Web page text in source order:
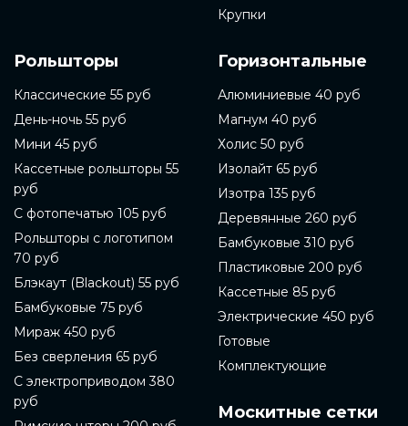
Крупки
Рольшторы
Классические 55 руб
День-ночь 55 руб
Мини 45 руб
Кассетные рольшторы 55
руб
С фотопечатью 105 руб
Рольшторы с логотипом
70 руб
Блэкаут (Blackout) 55 руб
Бамбуковые 75 руб
Мираж 450 руб
Без сверления 65 руб
С электроприводом 380
руб
Горизонтальные
Алюминиевые 40 руб
Магнум 40 руб
Холис 50 руб
Изолайт 65 руб
Изотра 135 руб
Деревянные 260 руб
Бамбуковые 310 руб
Пластиковые 200 руб
Кассетные 85 руб
Электрические 450 руб
Готовые
Комплектующие
Москитные сетки